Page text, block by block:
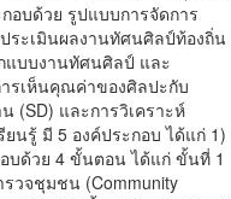
กอบด้วย รูปแบบการจัดการ
ระเมินผลงานทัศนศิลป์ท้องถิ่น
แบบงานทัศนศิลป์ และ
รเห็นคุณค่าของศิลปะกับ
(SD) และการวิเคราะห์
ยนรู้ มี 5 องค์ประกอบ ได้แก่ 1)
บด้วย 4 ขั้นตอน ได้แก่ ขั้นที่ 1
วจชุมชน (Community